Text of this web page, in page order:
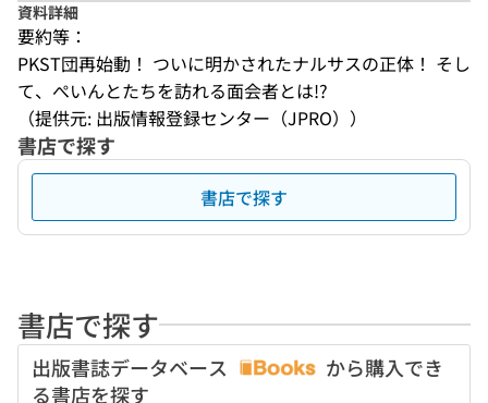
資料詳細
要約等：
PKST団再始動！ ついに明かされたナルサスの正体！ そし
て、ぺいんとたちを訪れる面会者とは!?
（提供元: 出版情報登録センター（JPRO））
書店で探す
書店で探す
書店で探す
出版書誌データベース
から購入でき
る書店を探す